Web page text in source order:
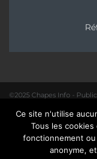
©2025 Chapes Info -
01 40 31 64 80 |
Rédaction
Site :Seedcom.fr
Ce site n'utilise
Tous les
fonctionnement
anonyme,